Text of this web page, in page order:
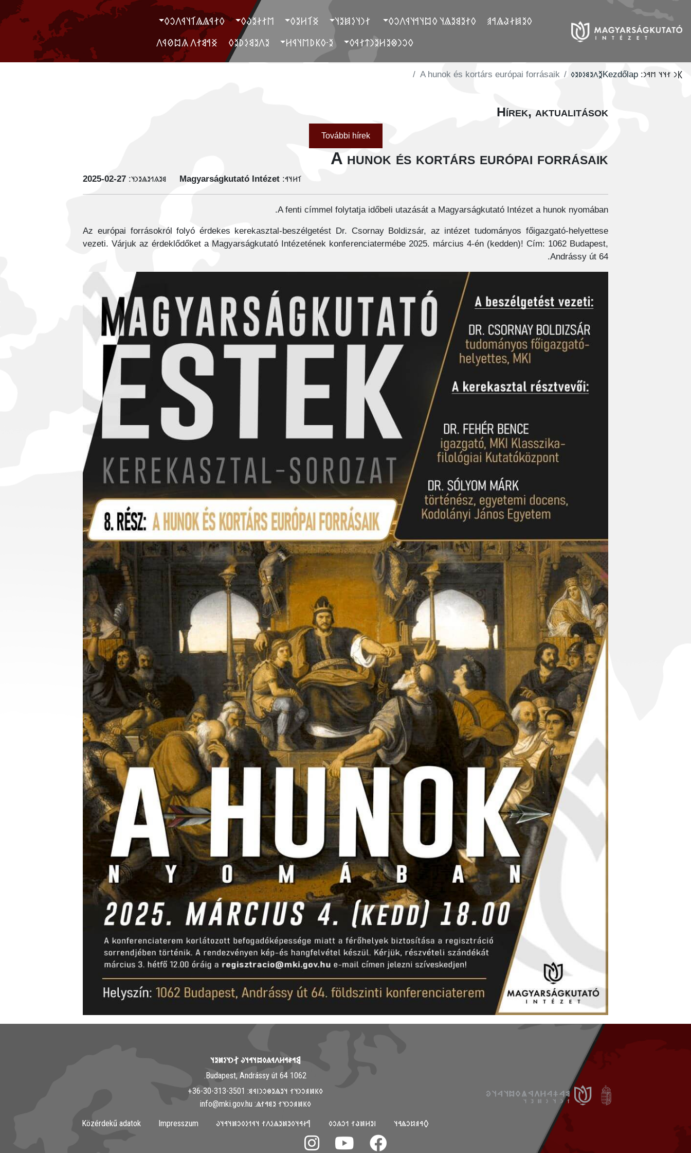
𐲓𐲉𐲯𐲇𐲟𐲖𐲀𐲠
‮ 𐲓𐲐𐲉𐲘𐲉𐲖𐲦 𐲓𐲪𐲦𐲀𐲦𐲁𐲤𐲛𐲓
‮ 𐲐𐲙𐲦𐲋𐲯𐲉𐲦
‮𐲏𐲑𐲢𐲉𐲓
‮𐲮𐲐𐲇𐲉𐲜𐲓
‮𐲓𐲐𐲁𐲖𐲖𐲑𐲦𐲁𐲤𐲛𐲓
‮𐲓𐲛𐲙𐲌𐲉𐲢𐲉𐲙𐲄𐲐𐲁𐲓
‮𐲉-𐲓𐲞𐲚𐲮𐲦𐲁𐲢
‮𐲉𐲤𐲉𐲘𐲋𐲚𐲉𐲓
‮ ‮𐲏𐲀𐲘𐲐𐲤 𐲍𐲪𐲗𐲁𐲤
𐲞𐳙 𐳐𐳦𐳦 𐳮𐳀𐳙:
Kezdőlap
‮𐲉𐳤𐳉𐳘𐳋𐳚𐳉𐳓
A hunok és kortárs európai forrásaik
Hírek, aktualitások
További hírek
A hunok és kortárs európai forrásaik
𐳑𐳢𐳦𐳀:
Magyarságkutató Intézet
𐳘𐳉𐳍𐳒𐳉𐳖𐳉𐳙𐳦:
‭2025-02-27
A fenti címmel folytatja időbeli utazását a Magyarságkutató Intézet a hunok nyomában.
Az európai forrásokról folyó érdekes kerekasztal-beszélgetést Dr. Csornay Boldizsár, az intézet tudományos főigazgató-helyettese
vezeti. Várjuk az érdeklődőket a Magyarságkutató Intézetének konferenciatermébe 2025. március 4-én (kedden)! Cím: 1062 Budapest,
Andrássy út 64.
𐲘𐳀𐳎𐳀𐳢𐳤𐳁𐳍𐳓𐳪𐳦𐳀𐳦𐳜 𐲐𐳙𐳦𐳋𐳯𐳉𐳦
1062 Budapest, Andrássy út 64.
𐳓𐳞𐳯𐳠𐳛𐳙𐳦𐳐 𐳦𐳉𐳖𐳉𐳌𐳛𐳙𐳥𐳁𐳘: ‭+36-30-313-3501
𐳓𐳞𐳯𐳠𐳛𐳙𐳦𐳐 𐳉𐳘𐳀𐳐𐳖: info@mki.gov.hu
𐲓𐳀𐳠𐳆𐳛𐳖𐳀𐳦
𐳺𐳉𐳢𐳯𐳟𐳐 𐳒𐳛𐳍𐳛𐳓
𐲀𐳇𐳀𐳦𐳓𐳉𐳯𐳉𐳖𐳋𐳤𐳐 𐳦𐳁𐳒𐳋𐳓𐳛𐳯𐳦𐳀𐳦𐳜
Közérdekű adatok Impresszum